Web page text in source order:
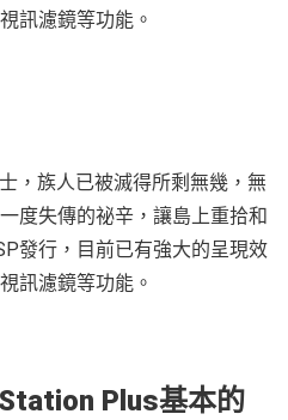
訊濾鏡等功能。
，族人已被滅得所剩無幾，無
度失傳的祕辛，讓島上重拾和
發行，目前已有強大的呈現效
訊濾鏡等功能。
Plus基本的